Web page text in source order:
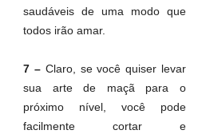
saudáveis de uma modo que
todos irão amar.
7 – Claro, se você quiser levar
sua arte de maçã para o
próximo nível, você pode
facilmente cortar e